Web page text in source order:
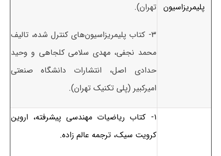
پلیمریزاسیون تهران).
۳- کتاب پلیمریزاسیون‌های کنترل شده، تالیف
محمد نجفی، مهدی سلامی کلجاهی و وحید
حدادی اصل، انتشارات دانشگاه صنعتی
امیرکبیر (پلی تکنیک تهران).
۱- کتاب ریاضیات مهندسی پیشرفته، اروین
کرویت سیک، ترجمه عالم زاده.